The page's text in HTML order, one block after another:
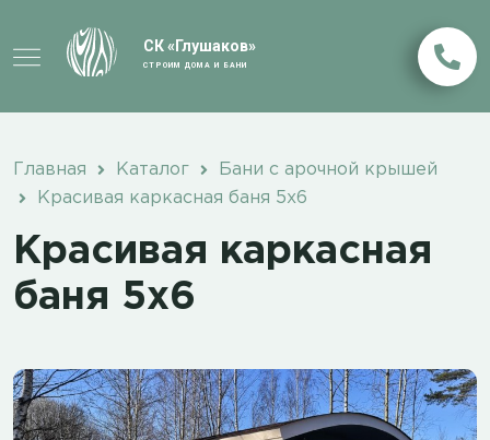
СК «Глушаков»
СТРОИМ ДОМА И БАНИ
Главная Каталог
Бани с арочной крышей
Красивая каркасная баня 5х6
Красивая каркасная
баня 5х6